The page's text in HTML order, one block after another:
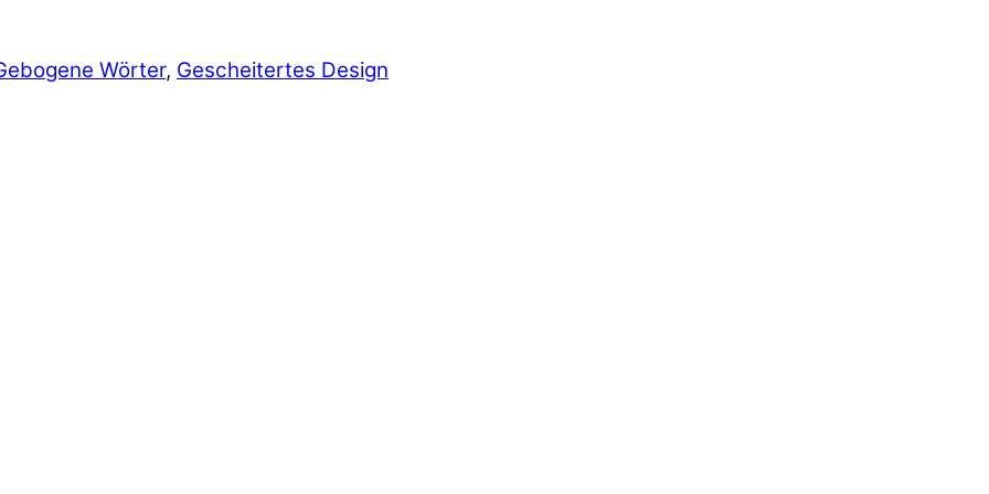
Wörter, Gescheitertes Design